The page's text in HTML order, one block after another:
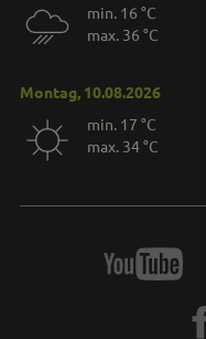
min. 16 °C
max. 36 °C
Montag, 10.08.2026
min. 17 °C
max. 34 °C